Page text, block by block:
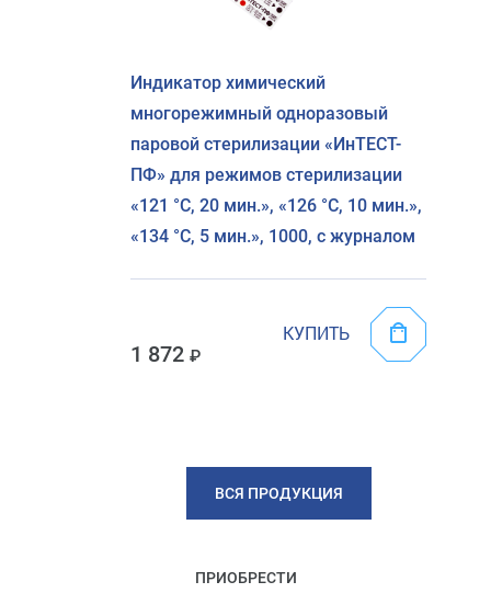
Индикатор химический
многорежимный одноразовый
паровой стерилизации «ИнТЕСТ-
ПФ» для режимов стерилизации
«121 °C, 20 мин.», «126 °C, 10 мин.»,
«134 °C, 5 мин.», 1000, с журналом
1 872
КУПИТЬ
ВСЯ ПРОДУКЦИЯ
ПРИОБРЕСТИ